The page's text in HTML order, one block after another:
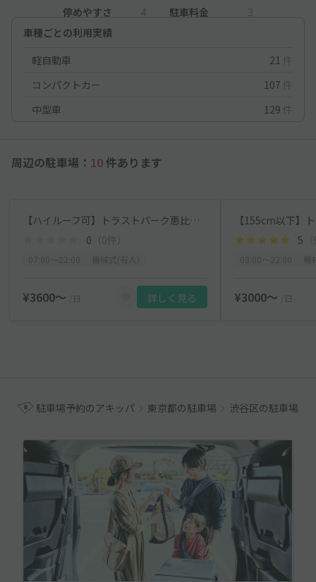
停めやすさ
4 駐車料金
3
車種ごとの利用実績
軽自動車
21 件
コンパクトカー
107 件
中型車
129 件
周辺の駐車場： 10 件あります
【ハイルーフ可】トラストパーク恵比寿ビジネスタワー【平日専用：7:00～22:00】
0 （0件）
¥3600〜 /日 詳しく見る
5
¥3000〜 /日
駐車場予約のアキッパ 東京都の駐車場 渋谷区の駐車場